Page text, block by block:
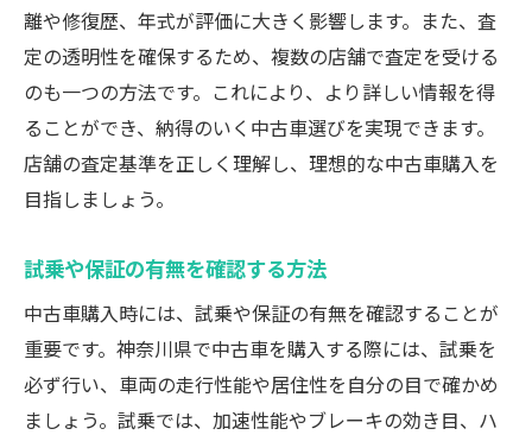
離や修復歴、年式が評価に大きく影響します。また、査
定の透明性を確保するため、複数の店舗で査定を受ける
のも一つの方法です。これにより、より詳しい情報を得
ることができ、納得のいく中古車選びを実現できます。
店舗の査定基準を正しく理解し、理想的な中古車購入を
目指しましょう。
試乗や保証の有無を確認する方法
中古車購入時には、試乗や保証の有無を確認することが
重要です。神奈川県で中古車を購入する際には、試乗を
必ず行い、車両の走行性能や居住性を自分の目で確かめ
ましょう。試乗では、加速性能やブレーキの効き目、ハ